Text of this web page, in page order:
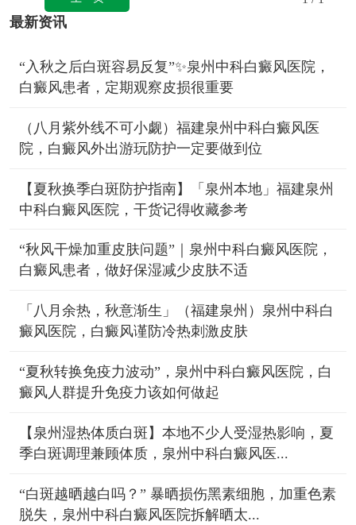
最新资讯
“入秋之后白斑容易反复”✨泉州中科白癜风医院，
白癜风患者，定期观察皮损很重要
（八月紫外线不可小觑）福建泉州中科白癜风医
院，白癜风外出游玩防护一定要做到位
【夏秋换季白斑防护指南】「泉州本地」福建泉州
中科白癜风医院，干货记得收藏参考
“秋风干燥加重皮肤问题”｜泉州中科白癜风医院，
白癜风患者，做好保湿减少皮肤不适
「八月余热，秋意渐生」（福建泉州）泉州中科白
癜风医院，白癜风谨防冷热刺激皮肤
“夏秋转换免疫力波动”，泉州中科白癜风医院，白
癜风人群提升免疫力该如何做起
【泉州湿热体质白斑】本地不少人受湿热影响，夏
季白斑调理兼顾体质，泉州中科白癜风医...
“白斑越晒越白吗？” 暴晒损伤黑素细胞，加重色素
脱失，泉州中科白癜风医院拆解晒太...